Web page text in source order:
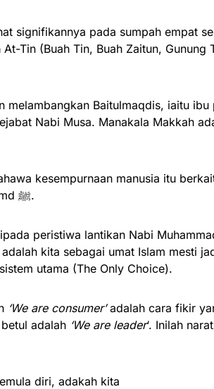
signifikannya pada sumpah empat
Tin (Buah Tin, Buah Zaitun, Gunung
melambangkan Baitulmaqdis, iaitu ibu
Nabi Musa. Manakala Makkah
kesempurnaan manusia itu
kewujudan risalah Nabi Muhamamd ﷺ.
peristiwa lantikan Nabi
kita sebagai umat Islam mesti
utama (The Only Choice).
‘We are consumer’adalah cara fikir
adalah ‘We are leader‘. Inilah
diri, adakah kita